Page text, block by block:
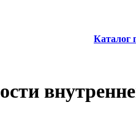
Каталог